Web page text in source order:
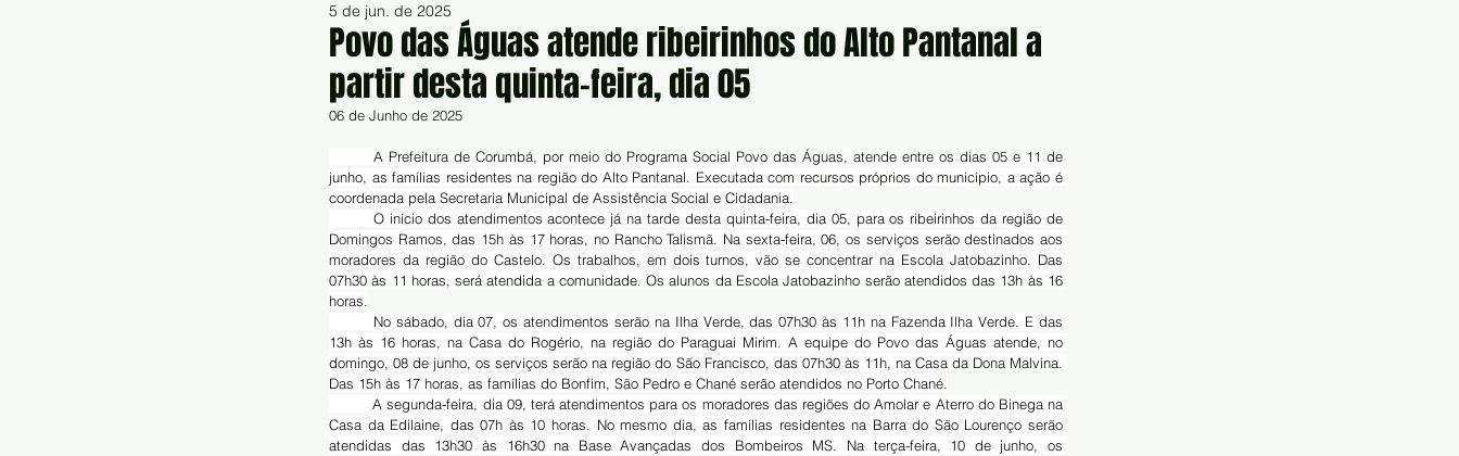
Povo das Águas atende ribeirinhos do Alto Pantanal a
partir desta quinta-feira, dia 05
5 de jun. de 2025
06 de Junho de 2025
junho, as famílias residentes na região do Alto Pantanal. Executada com recursos próprios do município, a ação é
coordenada pela Secretaria Municipal de Assistência Social e Cidadania.
Domingos Ramos, das 15h às 17 horas, no Rancho Talismã. Na sexta-feira, 06, os serviços serão destinados aos
moradores da região do Castelo. Os trabalhos, em dois turnos, vão se concentrar na Escola Jatobazinho. Das
07h30 às 11 horas, será atendida a comunidade. Os alunos da Escola Jatobazinho serão atendidos das 13h às 16
horas.
13h às 16 horas, na Casa do Rogério, na região do Paraguai Mirim. A equipe do Povo das Águas atende, no
domingo, 08 de junho, os serviços serão na região do São Francisco, das 07h30 às 11h, na Casa da Dona Malvina.
Das 15h às 17 horas, as famílias do Bonfim, São Pedro e Chané serão atendidos no Porto Chané.
	A segunda-feira, dia 09, terá atendimentos para os moradores das regiões do Amolar e Aterro do Binega na
Casa da Edilaine, das 07h às 10 horas. No mesmo dia, as famílias residentes na Barra do São Lourenço serão
atendidas das 13h30 às 16h30 na Base Avançadas dos Bombeiros MS. Na terça-feira, 10 de junho, os